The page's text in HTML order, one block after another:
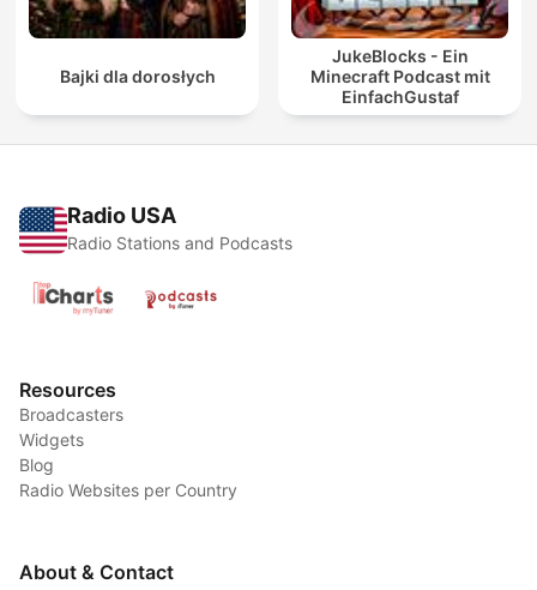
Bajki dla dorosłych
JukeBlocks - Ein
Minecraft Podcast mit
EinfachGustaf
Radio USA
Radio Stations and Podcasts
Resources
Broadcasters
Widgets
Blog
Radio Websites per Country
About & Contact